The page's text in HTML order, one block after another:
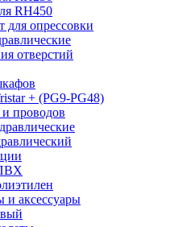
RH450
для опрессовки
отверстий
+ (PG9-PG48)
и проводов
и аксессуары